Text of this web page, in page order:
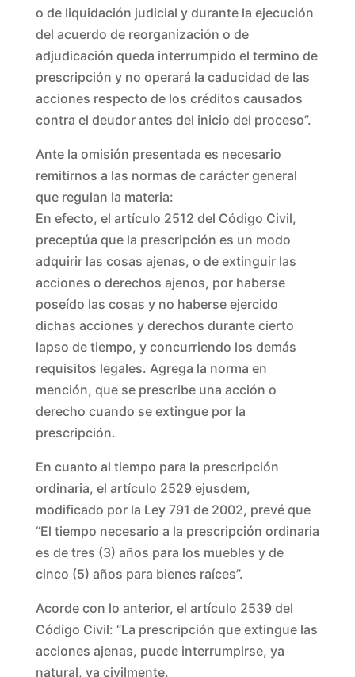
o de liquidación judicial y durante la ejecución
del acuerdo de reorganización o de
adjudicación queda interrumpido el termino de
prescripción y no operará la caducidad de las
acciones respecto de los créditos causados
contra el deudor antes del inicio del proceso”.
Ante la omisión presentada es necesario
remitirnos a las normas de carácter general
que regulan la materia:
En efecto, el artículo 2512 del Código Civil,
preceptúa que la prescripción es un modo
adquirir las cosas ajenas, o de extinguir las
acciones o derechos ajenos, por haberse
poseído las cosas y no haberse ejercido
dichas acciones y derechos durante cierto
lapso de tiempo, y concurriendo los demás
requisitos legales. Agrega la norma en
mención, que se prescribe una acción o
derecho cuando se extingue por la
prescripción.
En cuanto al tiempo para la prescripción
ordinaria, el artículo 2529 ejusdem,
modificado por la Ley 791 de 2002, prevé que
“El tiempo necesario a la prescripción ordinaria
es de tres (3) años para los muebles y de
cinco (5) años para bienes raíces”.
Acorde con lo anterior, el artículo 2539 del
Código Civil: “La prescripción que extingue las
acciones ajenas, puede interrumpirse, ya
natural, ya civilmente.